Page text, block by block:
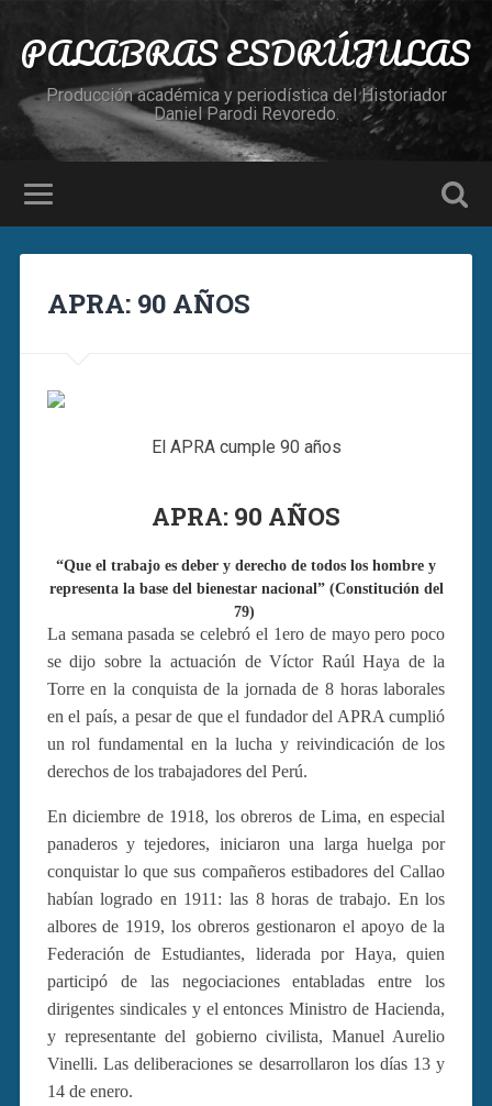
PALABRAS ESDRÚJULAS
Producción académica y periodística del Historiador
Daniel Parodi Revoredo.
APRA: 90 AÑOS
El APRA cumple 90 años
APRA: 90 AÑOS
“Que el trabajo es deber y derecho de todos los hombre y
representa la base del bienestar nacional” (Constitución del
79)
La semana pasada se celebró el 1ero de mayo pero poco
se dijo sobre la actuación de Víctor Raúl Haya de la
Torre en la conquista de la jornada de 8 horas laborales
en el país, a pesar de que el fundador del APRA cumplió
un rol fundamental en la lucha y reivindicación de los
derechos de los trabajadores del Perú.
En diciembre de 1918, los obreros de Lima, en especial
panaderos y tejedores, iniciaron una larga huelga por
conquistar lo que sus compañeros estibadores del Callao
habían logrado en 1911: las 8 horas de trabajo. En los
albores de 1919, los obreros gestionaron el apoyo de la
Federación de Estudiantes, liderada por Haya, quien
participó de las negociaciones entabladas entre los
dirigentes sindicales y el entonces Ministro de Hacienda,
y representante del gobierno civilista, Manuel Aurelio
Vinelli. Las deliberaciones se desarrollaron los días 13 y
14 de enero.